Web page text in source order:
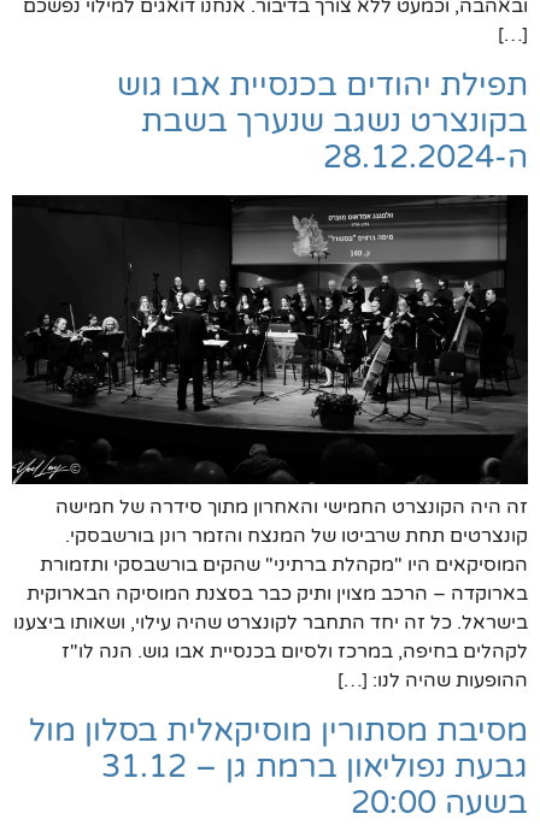
ובאהבה, וכמעט ללא צורך בדיבור. אנחנו דואגים למילוי נפשכם
[…]
תפילת יהודים בכנסיית אבו גוש
בקונצרט נשגב שנערך בשבת
ה-28.12.2024
זה היה הקונצרט החמישי והאחרון מתוך סידרה של חמישה
קונצרטים תחת שרביטו של המנצח והזמר רונן בורשבסקי.
המוסיקאים היו "מקהלת ברתיני" שהקים בורשבסקי ותזמורת
בארוקדה – הרכב מצוין ותיק כבר בסצנת המוסיקה הבארוקית
בישראל. כל זה יחד התחבר לקונצרט שהיה עילוי, ושאותו ביצענו
לקהלים בחיפה, במרכז ולסיום בכנסיית אבו גוש. הנה לו"ז
ההופעות שהיה לנו: […]
מסיבת מסתורין מוסיקאלית בסלון מול
גבעת נפוליאון ברמת גן – 31.12
בשעה 20:00